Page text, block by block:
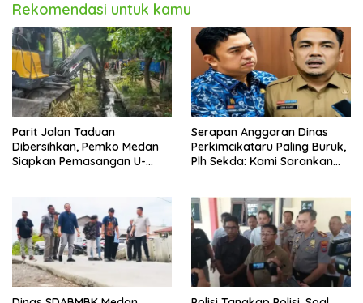
Rekomendasi untuk kamu
Parit Jalan Taduan
Dibersihkan, Pemko Medan
Siapkan Pemasangan U-
Serapan Anggaran Dinas
Perkimcikataru Paling Buruk,
Plh Sekda: Kami Sarankan